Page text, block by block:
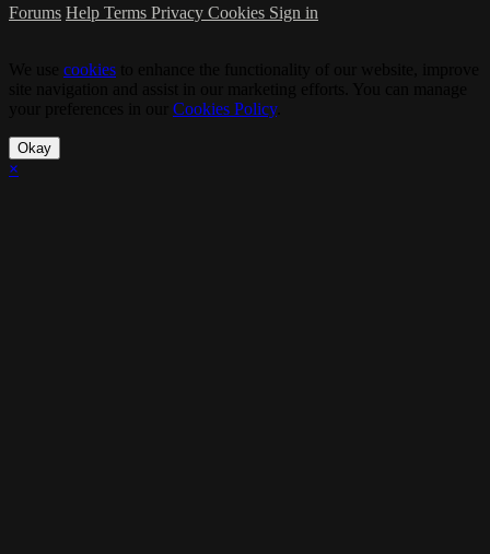
Forums Help Terms Privacy Cookies Sign in
cookies
Cookies Policy.
Okay
×